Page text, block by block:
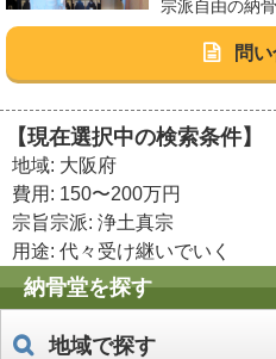
宗派自由の納
問
【現在選択中の検索条件】
地域: 大阪府
費用: 150〜200万円
宗旨宗派: 浄土真宗
用途: 代々受け継いでいく
納骨堂を探す
地域で探す